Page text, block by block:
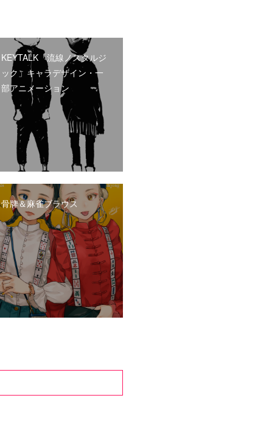
KEYTALK「流線ノスタルジ
ック」キャラデザイン・一
部アニメーション
骨牌＆麻雀ブラウス